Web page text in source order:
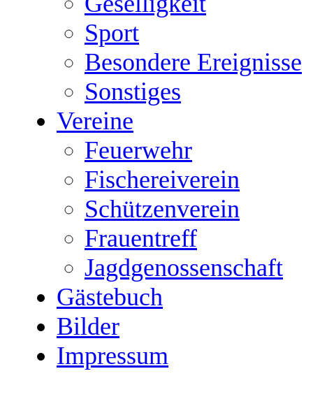
Sport
Besondere Ereignisse
Sonstiges
Vereine
Feuerwehr
Fischereiverein
Schützenverein
Frauentreff
Jagdgenossenschaft
Gästebuch
Bilder
Impressum